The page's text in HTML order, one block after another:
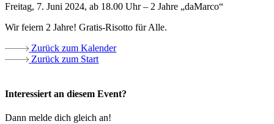
Freitag, 7. Juni 2024, ab 18.00 Uhr – 2 Jahre „daMarco“
Wir feiern 2 Jahre! Gratis-Risotto für Alle.
Zurück zum Kalender
Zurück zum Start
Interessiert an diesem Event?
Dann melde dich gleich an!